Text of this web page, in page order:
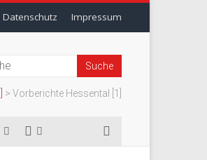
Datenschutz Impressum
> Vorberichte Hessental [1]